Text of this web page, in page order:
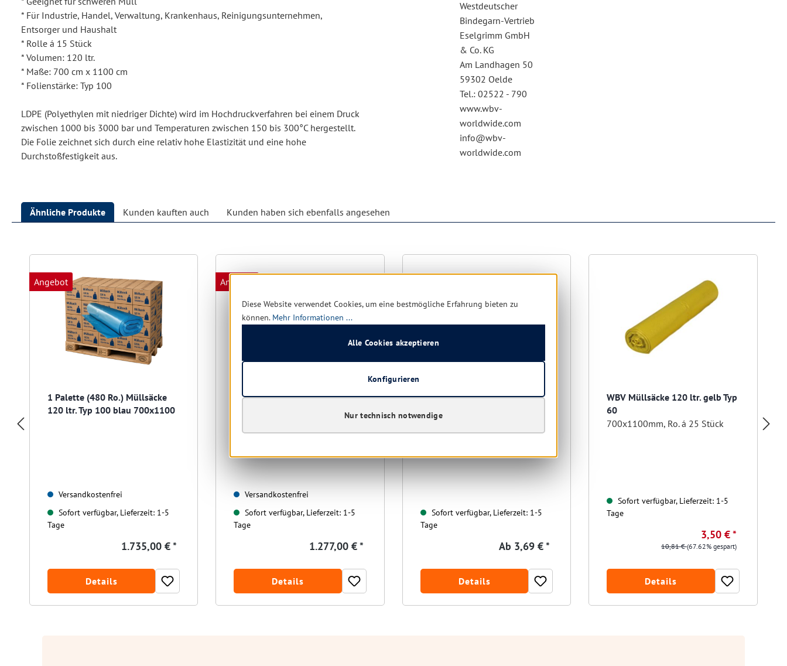
* Für Industrie, Handel, Verwaltung, Krankenhaus, Reinigungsunternehmen,
Entsorger und Haushalt
* Rolle á 15 Stück
* Volumen: 120 ltr.
* Maße: 700 cm x 1100 cm
* Folienstärke: Typ 100
LDPE (Polyethylen mit niedriger Dichte) wird im Hochdruckverfahren bei einem Druck
zwischen 1000 bis 3000 bar und Temperaturen zwischen 150 bis 300°C hergestellt.
Die Folie zeichnet sich durch eine relativ hohe Elastizität und eine hohe
Durchstoßfestigkeit aus.
Westdeutscher
Bindegarn-Vertrieb
Eselgrimm GmbH
& Co. KG
Am Landhagen 50
59302 Oelde
Tel.: 02522 - 790
www.wbv-
worldwide.com
info@wbv-
worldwide.com
Ähnliche Produkte Kunden kauften auch Kunden haben sich ebenfalls angesehen
Angebot
1 Palette (480 Ro.) Müllsäcke
120 ltr. Typ 100 blau 700x1100
Versandkostenfrei
Sofort verfügbar, Lieferzeit: 1-5
Tage
1.735,00 € *
Details
Angebot
1 Palette (540 Ro.) Müllsäcke
120 ltr. Typ 60 blau 700x1100
Versandkostenfrei
Sofort verfügbar, Lieferzeit: 1-5
Tage
1.277,00 € *
Details
WBV Müllsäcke 120 ltr. rot Typ
60
700X1000, 10 Ro. á 25 Stück
Sofort verfügbar, Lieferzeit: 1-5
Tage
Ab 3,69 € *
Details
WBV Müllsäcke 120 ltr. gelb Typ
60
700x1100mm, Ro. á 25 Stück
Sofort verfügbar, Lieferzeit: 1-5
Tage
3,50 € *
10,81 €(67.62% gespart)
Details
Diese Website verwendet Cookies, um eine bestmögliche Erfahrung bieten zu
können. Mehr Informationen ...
Nur technisch notwendige
Konfigurieren
Alle Cookies akzeptieren